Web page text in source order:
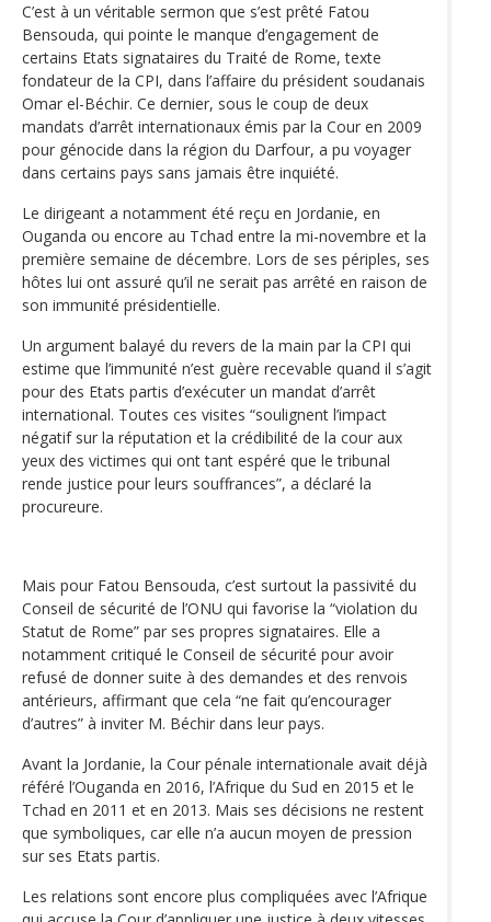
C’est à un véritable sermon que s’est prêté Fatou
Bensouda, qui pointe le manque d’engagement de
certains Etats signataires du Traité de Rome, texte
fondateur de la CPI, dans l’affaire du président soudanais
Omar el-Béchir. Ce dernier, sous le coup de deux
mandats d’arrêt internationaux émis par la Cour en 2009
pour génocide dans la région du Darfour, a pu voyager
dans certains pays sans jamais être inquiété.
Le dirigeant a notamment été reçu en Jordanie, en
Ouganda ou encore au Tchad entre la mi-novembre et la
première semaine de décembre. Lors de ses périples, ses
hôtes lui ont assuré qu’il ne serait pas arrêté en raison de
son immunité présidentielle.
Un argument balayé du revers de la main par la CPI qui
estime que l’immunité n’est guère recevable quand il s’agit
pour des Etats partis d’exécuter un mandat d’arrêt
international. Toutes ces visites “soulignent l’impact
négatif sur la réputation et la crédibilité de la cour aux
yeux des victimes qui ont tant espéré que le tribunal
rende justice pour leurs souffrances”, a déclaré la
procureure.
Mais pour Fatou Bensouda, c’est surtout la passivité du
Conseil de sécurité de l’ONU qui favorise la “violation du
Statut de Rome” par ses propres signataires. Elle a
notamment critiqué le Conseil de sécurité pour avoir
refusé de donner suite à des demandes et des renvois
antérieurs, affirmant que cela “ne fait qu’encourager
d’autres” à inviter M. Béchir dans leur pays.
Avant la Jordanie, la Cour pénale internationale avait déjà
référé l’Ouganda en 2016, l’Afrique du Sud en 2015 et le
Tchad en 2011 et en 2013. Mais ses décisions ne restent
que symboliques, car elle n’a aucun moyen de pression
sur ses Etats partis.
Les relations sont encore plus compliquées avec l’Afrique